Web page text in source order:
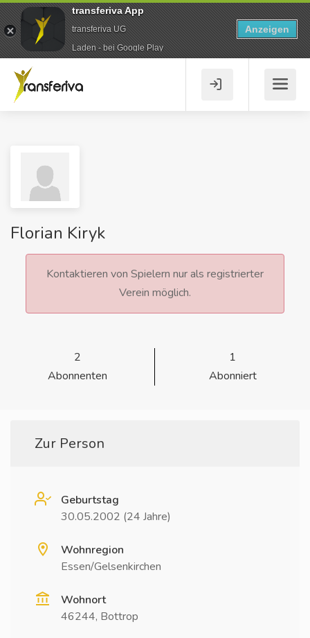
Florian Kiryk
Kontaktieren von Spielern nur als registrierter
Verein möglich.
2
Abonnenten
1
Abonniert
Zur Person
Geburtstag
30.05.2002 (24 Jahre)
Wohnregion
Essen/Gelsenkirchen
Wohnort
46244, Bottrop
transferiva App
transferiva UG
Laden - bei Google Play
Anzeigen